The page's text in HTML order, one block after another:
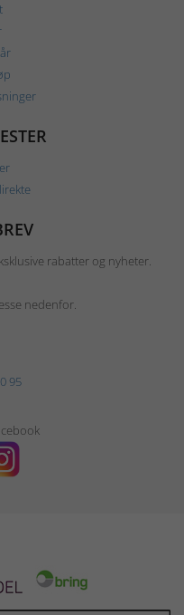
rabatter og nyheter.
nedenfor.
95